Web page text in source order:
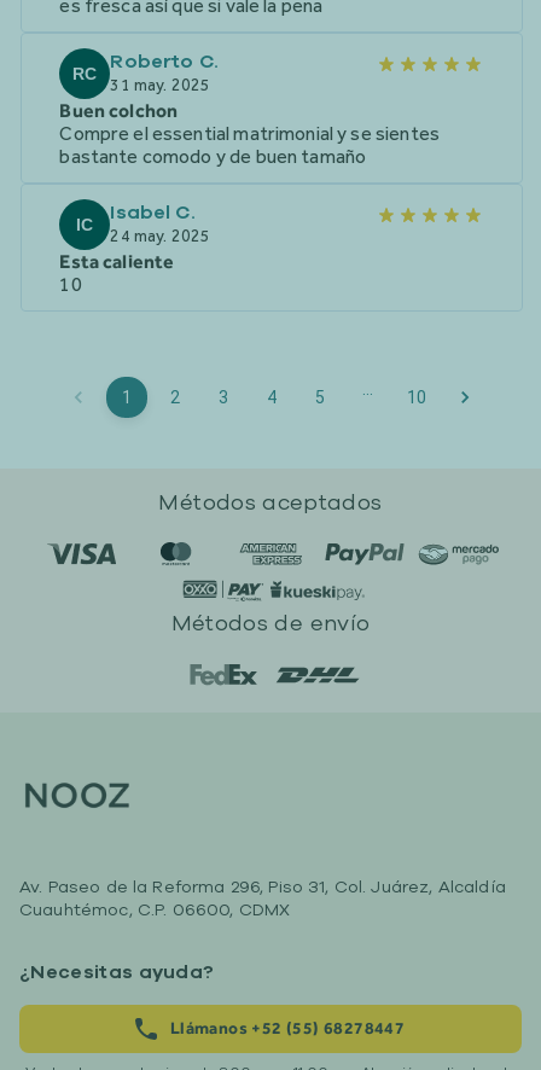
es fresca así que si vale la pena
RC Roberto C.
31 may. 2025
Buen colchon
Compre el essential matrimonial y se sientes
bastante comodo y de buen tamaño
IC Isabel C.
24 may. 2025
Esta caliente
10
1 2 3 4 5 … 10
Métodos aceptados
Métodos de envío
Av. Paseo de la Reforma 296, Piso 31, Col. Juárez, Alcaldía
Cuauhtémoc, C.P. 06600, CDMX
¿Necesitas ayuda?
Llámanos +52 (55) 68278447